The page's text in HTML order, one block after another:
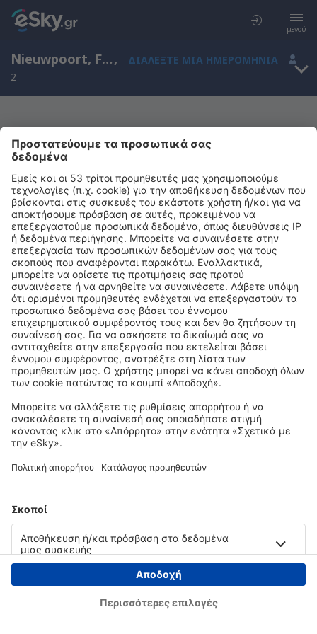
μενού
Nieuwpoort, Flanders, Βέλγιο,
ΔΙΑΛΈΞΤΕ ΜΙΑ ΗΜΕΡΟΜΗΝΊΑ
2
Μας συγχωρείτε, δεν υπάρχουν
αποτελέσματα για την αναζήτησή σας
Προσπαθήστε να κάνετε αναζήτηση με διαφορετικά κριτήρια
Copyright © eSky.gr. Με την επιφύλαξη παντός νομίμου δικαιώματος.